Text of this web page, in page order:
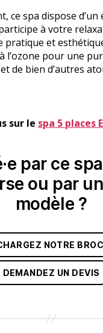
ce spa dispose d’un
à votre
pratique et
l’ozone pour une
de bien d’autres
sur le spa 5 places
par ce
ou par
modèle ?
NOTRE
DEMANDEZ UN DEVIS